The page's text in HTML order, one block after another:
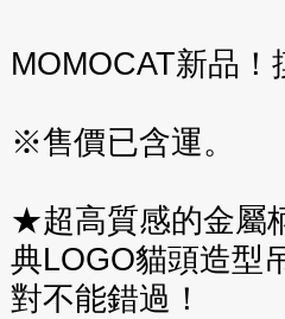
MOMOCAT新品
※售價已含運。
★超高質感的金屬
典LOGO貓頭造型
對不能錯過！